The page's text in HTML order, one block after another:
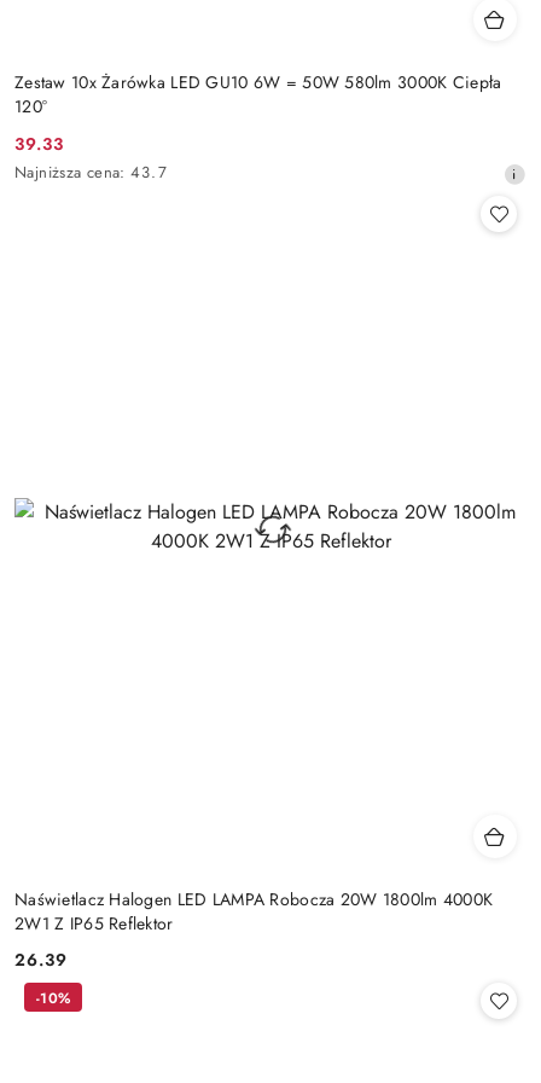
Zestaw 10x Żarówka LED GU10 6W = 50W 580lm 3000K Ciepła
120°
Cena
promocyjna:
39.33
Najniższa
Najniższa cena: 43.7
Naświetlacz Halogen LED LAMPA Robocza 20W 1800lm 4000K
2W1 Z IP65 Reflektor
Cena:
26.39
-10%